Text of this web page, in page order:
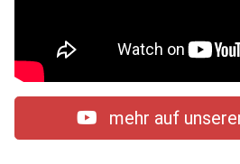
mehr auf